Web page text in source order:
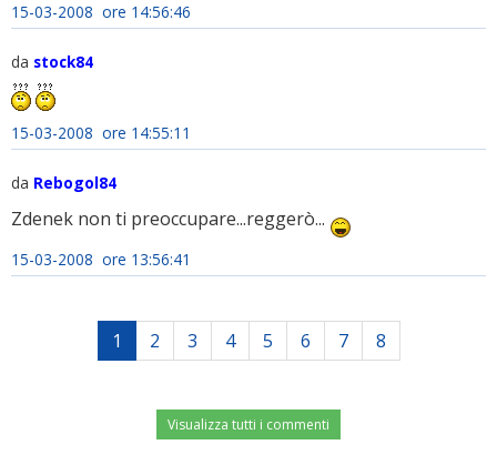
15-03-2008 ore 14:56:46
da stock84
15-03-2008 ore 14:55:11
da Rebogol84
Zdenek non ti preoccupare...reggerò...
15-03-2008 ore 13:56:41
1 2 3 4 5 6 7 8
Visualizza tutti i commenti